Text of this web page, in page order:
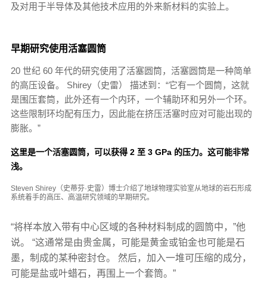
及对用于半导体及其他技术应用的外来新材料的实验上。
早期研究使用活塞圆筒
20 世纪 60 年代的研究使用了活塞圆筒，活塞圆筒是一种简单
的高压设备。 Shirey（史雷） 描述到：“它有一个圆筒，这就
是围压套筒，此外还有一个内环，一个辅助环和另外一个环。
这些限制环均配有压力，因此能在挤压活塞时应对可能出现的
膨胀。”
这里是一个活塞圆筒，可以获得 2 至 3 GPa 的压力。这可能非常
浅。
Steven Shirey（史蒂芬·史雷）博士介绍了地球物理实验室从地球的岩石形成
系统着手的高压、高温研究领域的早期研究。
“将样本放入带有中心区域的各种材料制成的圆筒中，”他
说。 “这通常是由贵金属，可能是黄金或铂金也可能是石
墨，制成的某种密封仓。 然后，加入一堆可压缩的成分，
可能是盐或叶蜡石，再围上一个套筒。”